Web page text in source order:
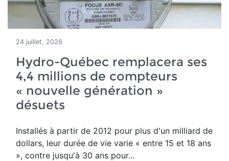
24 juillet, 2026
Hydro-Québec remplacera ses
4,4 millions de compteurs
« nouvelle génération »
désuets
Installés à partir de 2012 pour plus d'un milliard de
dollars, leur durée de vie varie « entre 15 et 18 ans
», contre jusqu'à 30 ans pour...